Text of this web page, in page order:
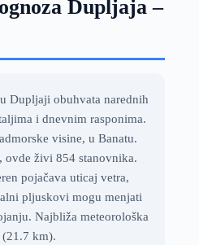
Dupljaja –
Dupljaji obuhvata narednih
i dnevnim rasponima.
visine, u Banatu.
ovde živi 854 stanovnika.
pojačava uticaj vetra,
pljuskovi mogu menjati
Najbliža meteorološka
(21.7 km).